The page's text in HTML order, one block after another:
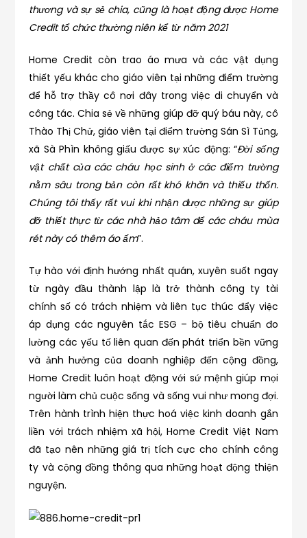
thương và sự sẻ chia, cũng là hoạt động được Home
Credit tổ chức thường niên kể từ năm 2021
Home Credit còn trao áo mưa và các vật dụng
thiết yếu khác cho giáo viên tại những điểm trường
để hỗ trợ thầy cô nơi đây trong việc di chuyển và
công tác. Chia sẻ về những giúp đỡ quý báu này, cô
Thào Thị Chử, giáo viên tại điểm trường Sán Sì Tủng,
xã Sà Phìn không giấu được sự xúc động: “Đời sống
vật chất của các cháu học sinh ở các điểm trường
nằm sâu trong bản còn rất khó khăn và thiếu thốn.
Chúng tôi thấy rất vui khi nhận được những sự giúp
đỡ thiết thực từ các nhà hảo tâm để các cháu mùa
rét này có thêm áo ấm”.
Tự hào với định hướng nhất quán, xuyên suốt ngay
từ ngày đầu thành lập là trở thành công ty tài
chính số có trách nhiệm và liên tục thúc đẩy việc
áp dụng các nguyên tắc ESG – bộ tiêu chuẩn đo
lường các yếu tố liên quan đến phát triển bền vững
và ảnh hưởng của doanh nghiệp đến cộng đồng,
Home Credit luôn hoạt động với sứ mệnh giúp mọi
người làm chủ cuộc sống và sống vui như mong đợi.
Trên hành trình hiện thực hoá việc kinh doanh gắn
liền với trách nhiệm xã hội, Home Credit Việt Nam
đã tạo nên những giá trị tích cực cho chính công
ty và cộng đồng thông qua những hoạt động thiện
nguyện.